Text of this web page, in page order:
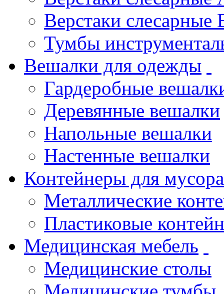
Верстаки
Тумбы
Вешалки для одежды
Гардеробные
Деревянные вешалки
Напольные вешалки
Настенные вешалки
Контейнеры для мусора
Металлические
Пластиковые
Медицинская мебель
Медицинские столы